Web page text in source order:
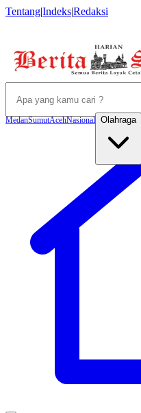
Tentang|Indeks|Redaksi
MedanSumutAcehNasional Olahraga